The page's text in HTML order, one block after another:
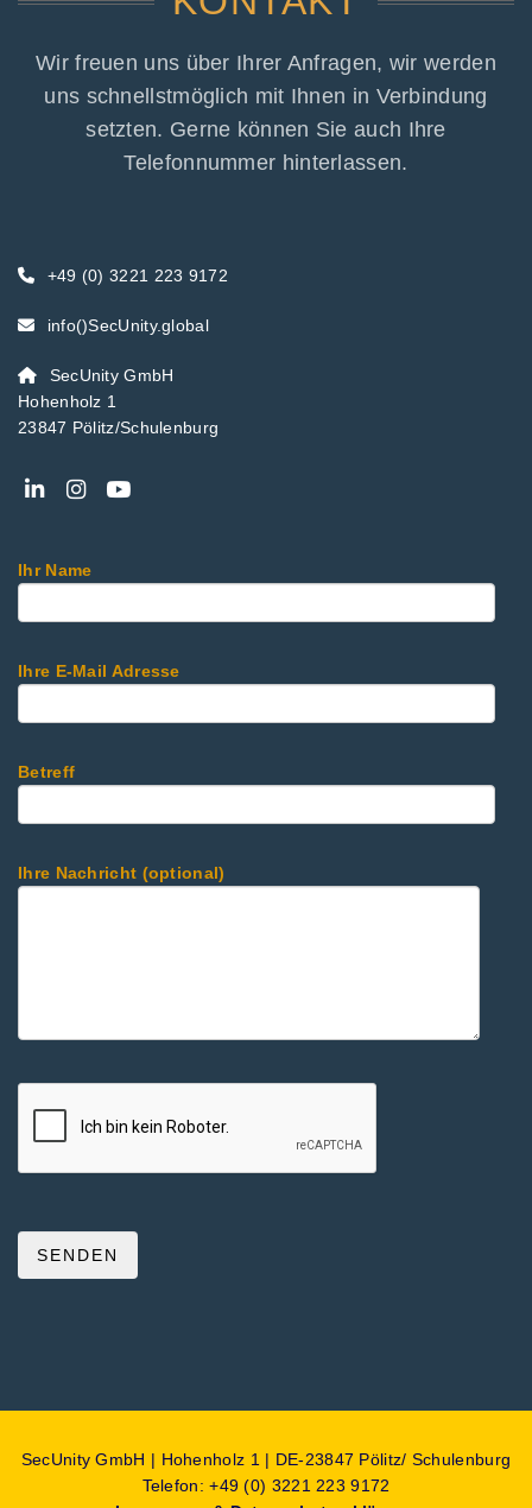
Wir freuen uns über Ihrer Anfragen, wir werden
uns schnellstmöglich mit Ihnen in Verbindung
setzten. Gerne können Sie auch Ihre
Telefonnummer hinterlassen.
+49 (0) 3221 223 9172
info()SecUnity.global
SecUnity GmbH
Hohenholz 1
23847 Pölitz/Schulenburg
Ihr Name
Ihre E-Mail Adresse
Betreff
Ihre Nachricht (optional)
SecUnity GmbH | Hohenholz 1 | DE-23847 Pölitz/ Schulenburg
Telefon: +49 (0) 3221 223 9172